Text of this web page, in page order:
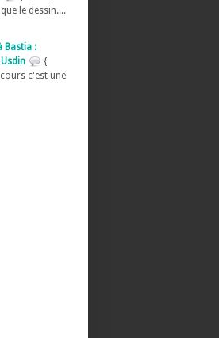
le dessin....
Bastia :
{
c'est une